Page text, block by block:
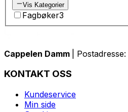
Vis Kategorier
Fagbøker3
Cappelen Damm |
KONTAKT OSS
Kundeservice
Min side